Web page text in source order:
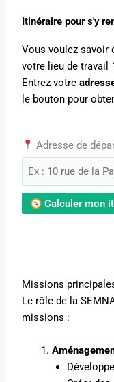
Itinéraire pour s'y
Vous voulez savoir
votre lieu de travail
Entrez votre
le bouton pour
Adresse de
Calculer mon
Missions
Le rôle de la
missions :